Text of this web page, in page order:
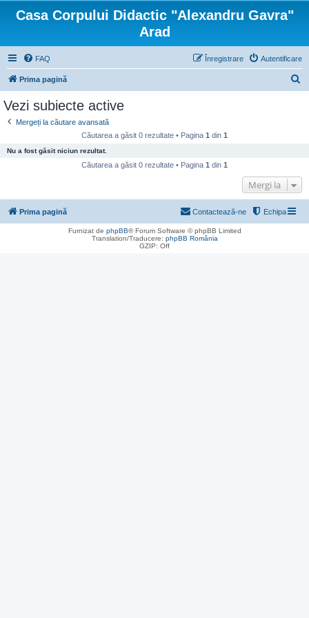
Casa Corpului Didactic "Alexandru Gavra"
Arad
FAQ Autentificare
Înregistrare
Prima pagină
e
Vezi subiecte active
Mergeți la căutare avansată
Căutarea a găsit 0 rezultate • Pagina 1 din 1
Nu a fost găsit niciun rezultat.
Căutarea a găsit 0 rezultate • Pagina 1 din 1
Mergi la
Prima pagină Echipa
Contactează-ne
Furnizat de phpBB® Forum Software © phpBB Limited
Translation/Traducere: phpBB România
GZIP: Off